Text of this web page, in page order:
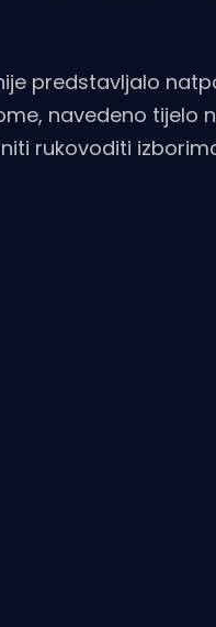
predstavljalo
navedeno tijelo
rukovoditi